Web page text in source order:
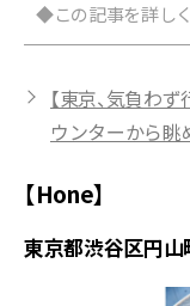
◆この記事を詳し
【東京、気負わ
ウンターから眺
【Hone】
東京都渋谷区円